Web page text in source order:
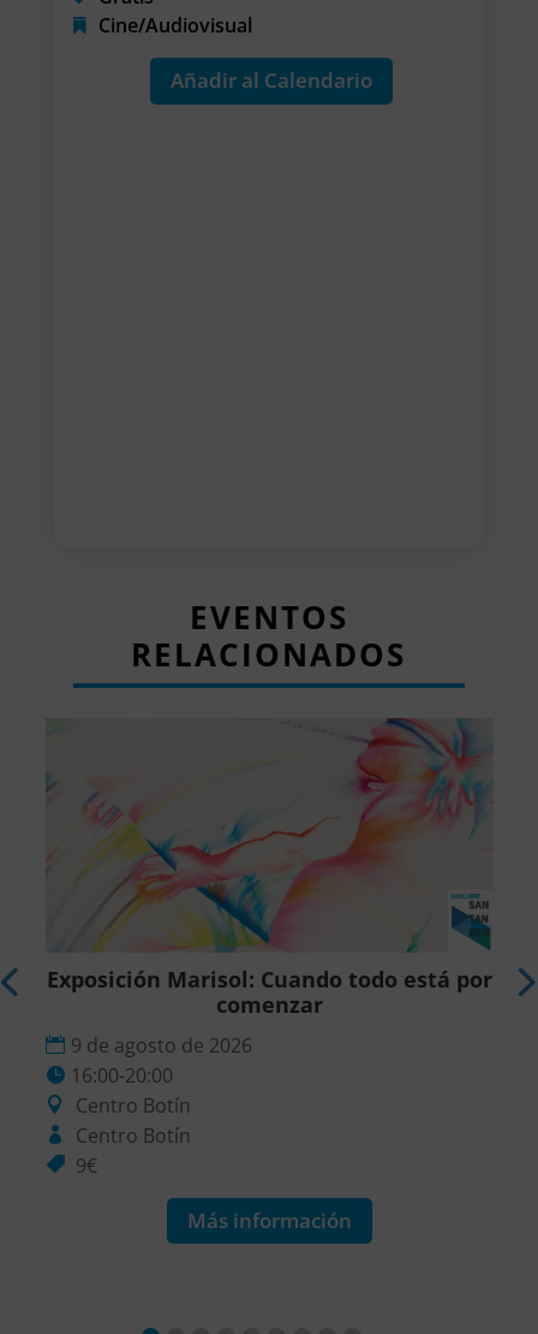
Cine/Audiovisual
Añadir al Calendario
EVENTOS
RELACIONADOS
Exposición Marisol: Cuando todo está por
comenzar
9 de agosto de 2026
16:00-20:00
Centro Botín
Centro Botín
9€
Más información